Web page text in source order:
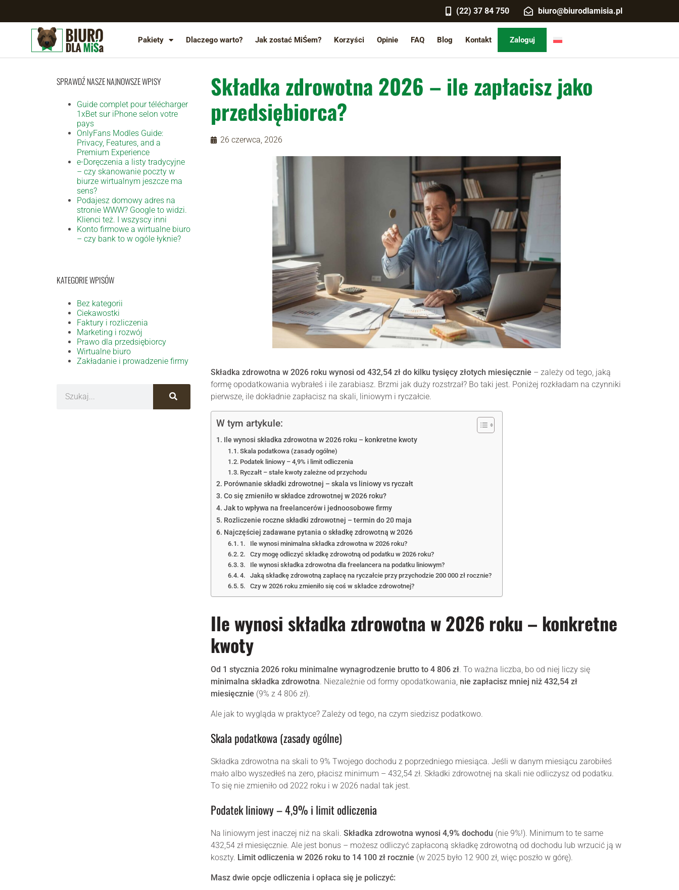
(22) 37 84 750 biuro@biurodlamisia.pl
Pakiety Dlaczego warto? Jak zostać MiŚem? Korzyści Opinie FAQ Blog Kontakt Zaloguj
SPRAWDŹ NASZE NAJNOWSZE WPISY
Guide complet pour télécharger
1xBet sur iPhone selon votre
pays
OnlyFans Modles Guide:
Privacy, Features, and a
Premium Experience
e-Doręczenia a listy tradycyjne
– czy skanowanie poczty w
biurze wirtualnym jeszcze ma
sens?
Podajesz domowy adres na
stronie WWW? Google to widzi.
Klienci też. I wszyscy inni
Konto firmowe a wirtualne biuro
– czy bank to w ogóle łyknie?
KATEGORIE WPISÓW
Bez kategorii
Ciekawostki
Faktury i rozliczenia
Marketing i rozwój
Prawo dla przedsiębiorcy
Wirtualne biuro
Zakładanie i prowadzenie firmy
Składka zdrowotna 2026 – ile zapłacisz jako
przedsiębiorca?
26 czerwca, 2026
Składka zdrowotna w 2026 roku wynosi od 432,54 zł do kilku tysięcy złotych miesięcznie – zależy od tego, jaką
formę opodatkowania wybrałeś i ile zarabiasz. Brzmi jak duży rozstrzał? Bo taki jest. Poniżej rozkładam na czynniki
pierwsze, ile dokładnie zapłacisz na skali, liniowym i ryczałcie.
W tym artykule:
Ile wynosi składka zdrowotna w 2026 roku – konkretne kwoty
Skala podatkowa (zasady ogólne)
Podatek liniowy – 4,9% i limit odliczenia
Ryczałt – stałe kwoty zależne od przychodu
Porównanie składki zdrowotnej – skala vs liniowy vs ryczałt
Co się zmieniło w składce zdrowotnej w 2026 roku?
Jak to wpływa na freelancerów i jednoosobowe firmy
Rozliczenie roczne składki zdrowotnej – termin do 20 maja
Najczęściej zadawane pytania o składkę zdrowotną w 2026
1. Ile wynosi minimalna składka zdrowotna w 2026 roku?
2. Czy mogę odliczyć składkę zdrowotną od podatku w 2026 roku?
3. Ile wynosi składka zdrowotna dla freelancera na podatku liniowym?
4. Jaką składkę zdrowotną zapłacę na ryczałcie przy przychodzie 200 000 zł rocznie?
5. Czy w 2026 roku zmieniło się coś w składce zdrowotnej?
Ile wynosi składka zdrowotna w 2026 roku – konkretne
kwoty
Od 1 stycznia 2026 roku minimalne wynagrodzenie brutto to 4 806 zł. To ważna liczba, bo od niej liczy się
minimalna składka zdrowotna. Niezależnie od formy opodatkowania, nie zapłacisz mniej niż 432,54 zł
miesięcznie (9% z 4 806 zł).
Ale jak to wygląda w praktyce? Zależy od tego, na czym siedzisz podatkowo.
Skala podatkowa (zasady ogólne)
Składka zdrowotna na skali to 9% Twojego dochodu z poprzedniego miesiąca. Jeśli w danym miesiącu zarobiłeś
mało albo wyszedłeś na zero, płacisz minimum – 432,54 zł. Składki zdrowotnej na skali nie odliczysz od podatku.
To się nie zmieniło od 2022 roku i w 2026 nadal tak jest.
Podatek liniowy – 4,9% i limit odliczenia
Na liniowym jest inaczej niż na skali. Składka zdrowotna wynosi 4,9% dochodu (nie 9%!). Minimum to te same
432,54 zł miesięcznie. Ale jest bonus – możesz odliczyć zapłaconą składkę zdrowotną od dochodu lub wrzucić ją w
koszty. Limit odliczenia w 2026 roku to 14 100 zł rocznie (w 2025 było 12 900 zł, więc poszło w górę).
Masz dwie opcje odliczenia i opłaca się je policzyć: